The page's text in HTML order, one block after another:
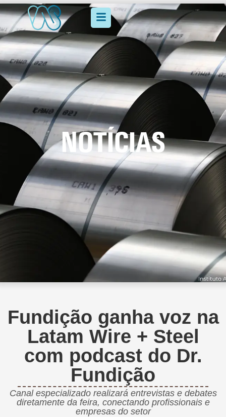
NOTÍCIAS
Fundição ganha voz na
Latam Wire + Steel
com podcast do Dr.
Fundição
Canal especializado realizará entrevistas e debates
diretamente da feira, conectando profissionais e
empresas do setor